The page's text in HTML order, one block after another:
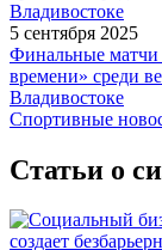
5 сентября 2025
Финальные матчи
времени» среди
Владивостоке
Спортивные
Статьи о